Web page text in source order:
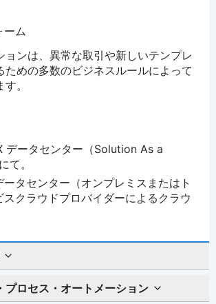
ーム
ョンは、異常な取引や新しいテンプレ
ための多数のビジネスルールによって
。
データセンター（Solution As a
て。
ータセンター（オンプレミスまたはト
スクラウドプロバイダーによるクラウ
プロセス・オートメーション